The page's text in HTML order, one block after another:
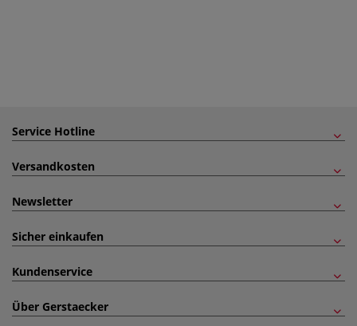
Service Hotline
Versandkosten
Newsletter
Sicher einkaufen
Kundenservice
Über Gerstaecker